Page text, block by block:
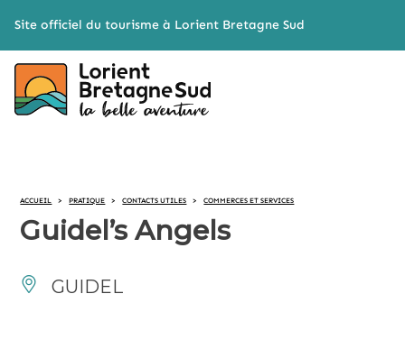
Site officiel du tourisme à Lorient Bretagne Sud
ACCUEIL > PRATIQUE > CONTACTS UTILES > COMMERCES ET SERVICES
Guidel’s Angels
GUIDEL